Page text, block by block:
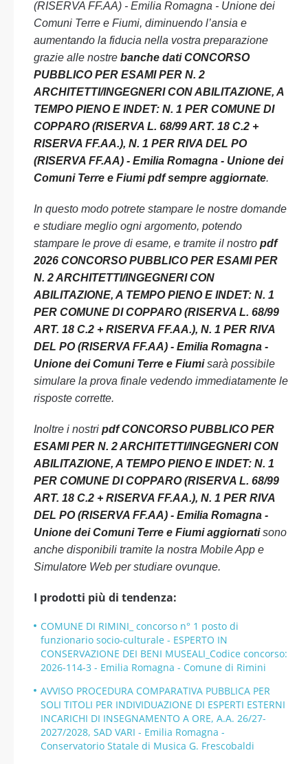
(RISERVA FF.AA) - Emilia Romagna - Unione dei
Comuni Terre e Fiumi, diminuendo l’ansia e
aumentando la fiducia nella vostra preparazione
grazie alle nostre banche dati CONCORSO
PUBBLICO PER ESAMI PER N. 2
ARCHITETTI/INGEGNERI CON ABILITAZIONE, A
TEMPO PIENO E INDET: N. 1 PER COMUNE DI
COPPARO (RISERVA L. 68/99 ART. 18 C.2 +
RISERVA FF.AA.), N. 1 PER RIVA DEL PO
(RISERVA FF.AA) - Emilia Romagna - Unione dei
Comuni Terre e Fiumi pdf sempre aggiornate.
In questo modo potrete stampare le nostre domande
e studiare meglio ogni argomento, potendo
stampare le prove di esame, e tramite il nostro pdf
2026 CONCORSO PUBBLICO PER ESAMI PER
N. 2 ARCHITETTI/INGEGNERI CON
ABILITAZIONE, A TEMPO PIENO E INDET: N. 1
PER COMUNE DI COPPARO (RISERVA L. 68/99
ART. 18 C.2 + RISERVA FF.AA.), N. 1 PER RIVA
DEL PO (RISERVA FF.AA) - Emilia Romagna -
Unione dei Comuni Terre e Fiumisarà possibile
simulare la prova finale vedendo immediatamente le
risposte corrette.
Inoltre i nostri pdf CONCORSO PUBBLICO PER
ESAMI PER N. 2 ARCHITETTI/INGEGNERI CON
ABILITAZIONE, A TEMPO PIENO E INDET: N. 1
PER COMUNE DI COPPARO (RISERVA L. 68/99
ART. 18 C.2 + RISERVA FF.AA.), N. 1 PER RIVA
DEL PO (RISERVA FF.AA) - Emilia Romagna -
Unione dei Comuni Terre e Fiumi aggiornatisono
anche disponibili tramite la nostra Mobile App e
Simulatore Web per studiare ovunque.
I prodotti più di tendenza:
COMUNE DI RIMINI_ concorso n° 1 posto di
funzionario socio-culturale - ESPERTO IN
CONSERVAZIONE DEI BENI MUSEALI_Codice concorso:
2026-114-3 - Emilia Romagna - Comune di Rimini
AVVISO PROCEDURA COMPARATIVA PUBBLICA PER
SOLI TITOLI PER INDIVIDUAZIONE DI ESPERTI ESTERNI
INCARICHI DI INSEGNAMENTO A ORE, A.A. 26/27-
2027/2028, SAD VARI - Emilia Romagna -
Conservatorio Statale di Musica G. Frescobaldi